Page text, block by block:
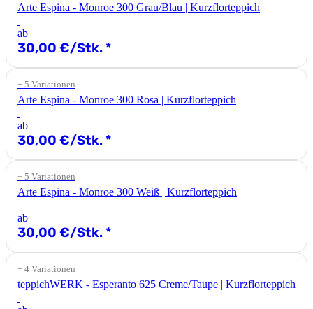
Arte Espina - Monroe 300 Grau/Blau | Kurzflorteppich
ab
30,00 €/Stk. *
+ 5 Variationen
Arte Espina - Monroe 300 Rosa | Kurzflorteppich
ab
30,00 €/Stk. *
+ 5 Variationen
Arte Espina - Monroe 300 Weiß | Kurzflorteppich
ab
30,00 €/Stk. *
+ 4 Variationen
teppichWERK - Esperanto 625 Creme/Taupe | Kurzflorteppich